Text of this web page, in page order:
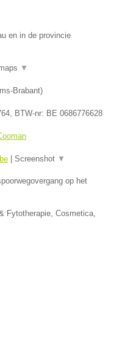
en in de provincie
▼
Brabant)
, BTW-nr: BE 0686776628
| Screenshot ▼
op het
Fytotherapie, Cosmetica,